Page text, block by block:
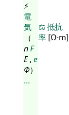
⚡
電
気
（
nF
E, e
Φ）
…
⚖️抵抗
率 [Ω·m]